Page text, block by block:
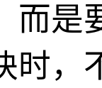
而是
时，